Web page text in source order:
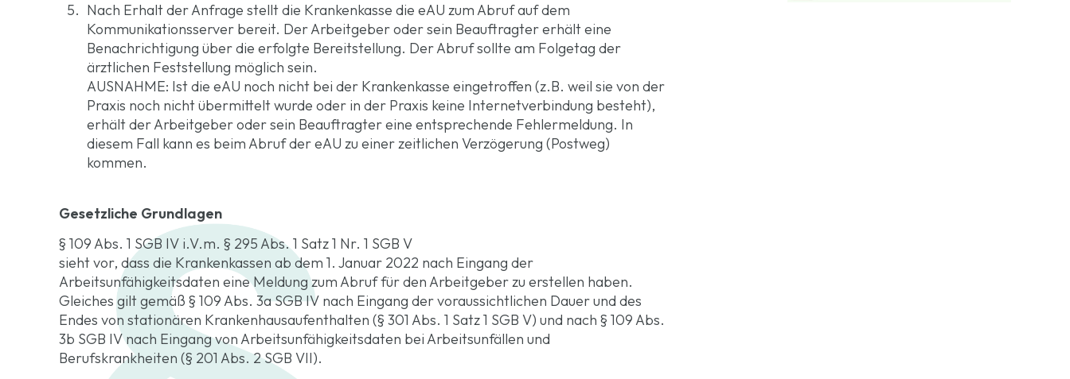
Nach Erhalt der Anfrage stellt die Krankenkasse die eAU zum Abruf auf dem
Kommunikationsserver bereit. Der Arbeitgeber oder sein Beauftragter erhält eine
Benachrichtigung über die erfolgte Bereitstellung. Der Abruf sollte am Folgetag der
ärztlichen Feststellung möglich sein.
AUSNAHME: Ist die eAU noch nicht bei der Krankenkasse eingetroffen (z.B. weil sie von der
Praxis noch nicht übermittelt wurde oder in der Praxis keine Internetverbindung besteht),
erhält der Arbeitgeber oder sein Beauftragter eine entsprechende Fehlermeldung. In
diesem Fall kann es beim Abruf der eAU zu einer zeitlichen Verzögerung (Postweg)
kommen.
Gesetzliche Grundlagen
§ 109 Abs. 1 SGB IV i.V.m. § 295 Abs. 1 Satz 1 Nr. 1 SGB V
sieht vor, dass die Krankenkassen ab dem 1. Januar 2022 nach Eingang der
Arbeitsunfähigkeitsdaten eine Meldung zum Abruf für den Arbeitgeber zu erstellen haben.
Gleiches gilt gemäß § 109 Abs. 3a SGB IV nach Eingang der voraussichtlichen Dauer und des
Endes von stationären Krankenhausaufenthalten (§ 301 Abs. 1 Satz 1 SGB V) und nach § 109 Abs.
3b SGB IV nach Eingang von Arbeitsunfähigkeitsdaten bei Arbeitsunfällen und
Berufskrankheiten (§ 201 Abs. 2 SGB VII).